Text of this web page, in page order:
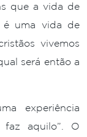
que a vida de
é uma vida de
vivemos
será então a
experiência
faz aquilo”. O